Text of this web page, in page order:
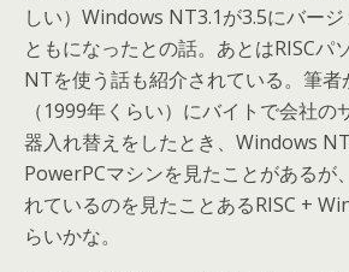
しい）Windows NT3.1が3.5にバージ
ともになったとの話。あとはRISCパ
NTを使う話も紹介されている。筆者
（1999年くらい）にバイトで会社
器入れ替えをしたとき、Windows
PowerPCマシンを見たことがあるが
れているのを見たことあるRISC +
らいかな。